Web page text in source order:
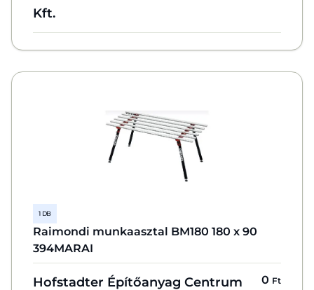
Kft.
1 DB
Raimondi munkaasztal BM180 180 x 90
394MARAI
Hofstadter Építőanyag Centrum
0 Ft